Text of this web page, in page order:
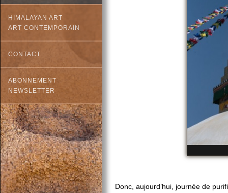
HIMALAYAN ART
ART CONTEMPORAIN
CONTACT
ABONNEMENT
NEWSLETTER
Donc, aujourd’hui, journée de